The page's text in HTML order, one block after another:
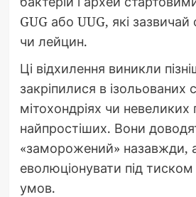
GUG або UUG, які
чи лейцин.
Ці відхилення виникли
закріпилися в
мітохондріях чи невеликих
найпростіших. Вони
«заморожений» назавжди,
еволюціонувати під
умов.